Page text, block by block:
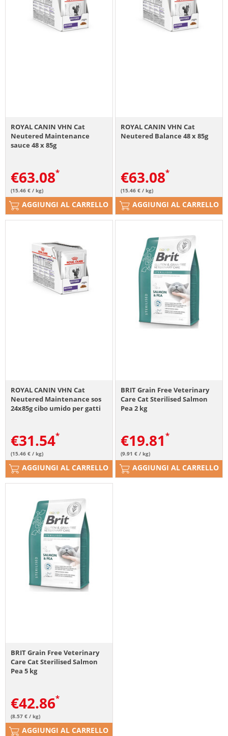
ROYAL CANIN VHN Cat
Neutered Maintenance
sauce 48 x 85g
€63.08
(15.46 € / kg)
AGGIUNGI AL CARRELLO
ROYAL CANIN VHN Cat
Neutered Balance 48 x 85g
€63.08
(15.46 € / kg)
AGGIUNGI AL CARRELLO
ROYAL CANIN VHN Cat
Neutered Maintenance sos
24x85g cibo umido per gatti
€31.54
(15.46 € / kg)
AGGIUNGI AL CARRELLO
BRIT Grain Free Veterinary
Care Cat Sterilised Salmon
Pea 2 kg
€19.81
(9.91 € / kg)
AGGIUNGI AL CARRELLO
BRIT Grain Free Veterinary
Care Cat Sterilised Salmon
Pea 5 kg
€42.86
(8.57 € / kg)
AGGIUNGI AL CARRELLO